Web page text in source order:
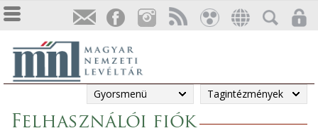
Gyorsmenü Tagintézmények
Felhasználói fiók